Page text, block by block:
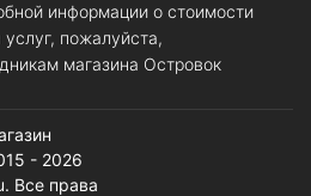
информации о стоимости
пожалуйста,
магазина Островок
- 2026
Все права